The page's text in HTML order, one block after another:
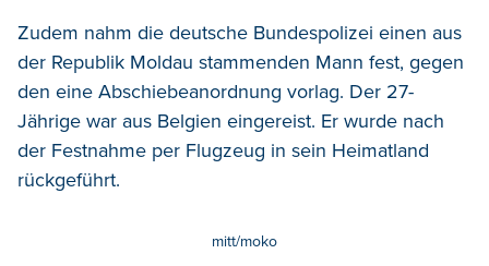
Zudem nahm die deutsche Bundespolizei einen aus
der Republik Moldau stammenden Mann fest, gegen
den eine Abschiebeanordnung vorlag. Der 27-
Jährige war aus Belgien eingereist. Er wurde nach
der Festnahme per Flugzeug in sein Heimatland
rückgeführt.
mitt/moko